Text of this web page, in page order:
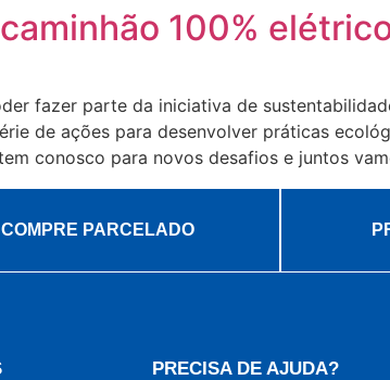
100%
fazer parte da iniciativa de
de ações para desenvolver práticas
conosco para novos desafios e juntos
COMPRE PARCELADO
PRECISA DE AJUDA?